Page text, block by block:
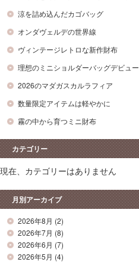
涼を詰め込んだカゴバッグ
オンダヴェルデの世界線
ヴィンテージレトロな新作財布
理想のミニショルダーバッグデビュー
2026のマダガスカルラフィア
数量限定アイテムは軽やかに
霧の中から育つミニ財布
カテゴリー
現在、カテゴリーはありません
月別アーカイブ
2026年8月 (2)
2026年7月 (8)
2026年6月 (7)
2026年5月 (4)